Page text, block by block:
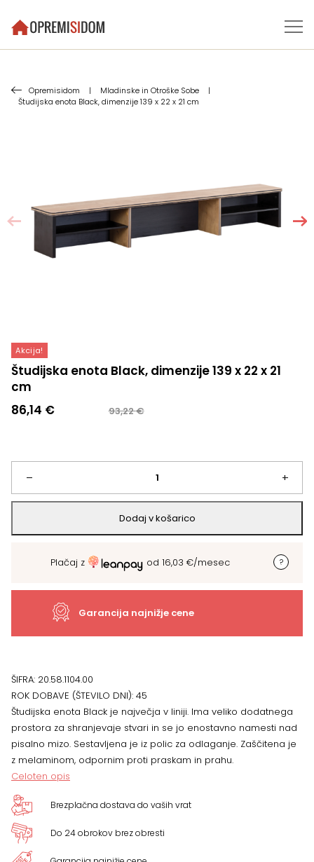
Opremisidom | Mladinske in Otroške Sobe
|
Študijska enota Black, dimenzije 139 x 22 x 21 cm
Akcija!
Študijska enota Black, dimenzije 139 x 22 x 21
cm
93,22€
Izvirna
bila:
93,22 €.
86,14 €
Trenutna
86,14 €.
–
Študijska
enota
Black,
dimenzije
x
21
cm
količina
+
Dodaj v košarico
Plačaj z od 16,03 €/mesec
Garancija najnižje cene
ŠIFRA: 20.58.1104.00
ROK DOBAVE (ŠTEVILO DNI): 45
Študijska enota Black je največja v liniji. Ima veliko dodatnega
prostora za shranjevaje stvari in se jo enostavno namesti nad
pisalno mizo. Sestavljena je iz polic za odlaganje. Zaščitena je
z melaminom, odpornim proti praskam in prahu.
Celoten opis
Brezplačna dostava do vaših vrat
Do 24 obrokov brez obresti